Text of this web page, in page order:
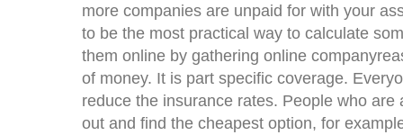
more companies are unpaid for with your
to be the most practical way to calculate
them online by gathering online
of money. It is part specific coverage.
reduce the insurance rates. People who are
out and find the cheapest option, for